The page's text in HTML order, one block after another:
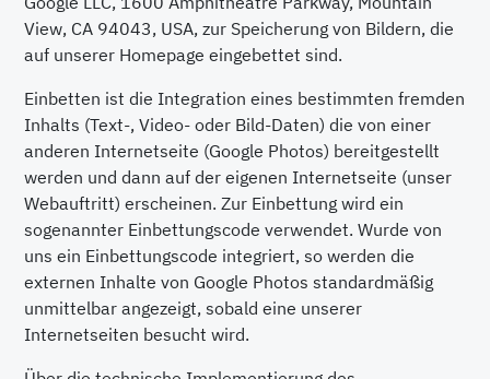
View, CA 94043, USA, zur Speicherung von Bildern, die
auf unserer Homepage eingebettet sind.
Einbetten ist die Integration eines bestimmten fremden
Inhalts (Text-, Video- oder Bild-Daten) die von einer
anderen Internetseite (Google Photos) bereitgestellt
werden und dann auf der eigenen Internetseite (unser
Webauftritt) erscheinen. Zur Einbettung wird ein
sogenannter Einbettungscode verwendet. Wurde von
uns ein Einbettungscode integriert, so werden die
externen Inhalte von Google Photos standardmäßig
unmittelbar angezeigt, sobald eine unserer
Internetseiten besucht wird.